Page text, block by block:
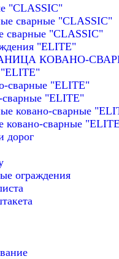
"CLASSIC"
сварные "CLASSIC"
сварные "CLASSIC"
"ELITE"
КОВАНО-
сварные "ELITE"
сварные "ELITE"
ковано-сварные
ковано-сварные
дорог
ограждения